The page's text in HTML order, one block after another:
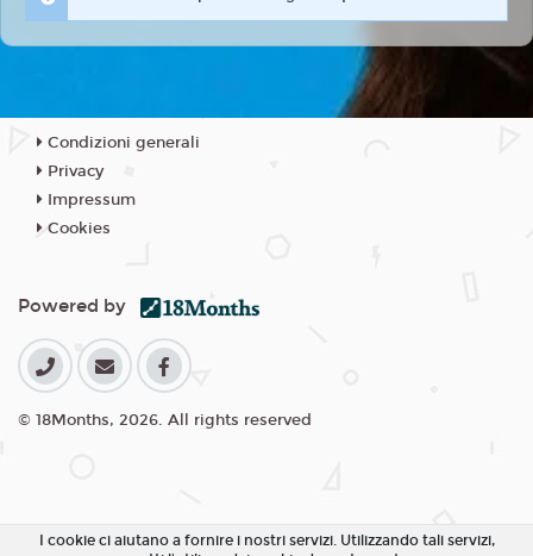
Condizioni generali
Privacy
Impressum
Cookies
Powered by
© 18Months, 2026. All rights reserved
I cookie ci aiutano a fornire i nostri servizi. Utilizzando tali servizi,